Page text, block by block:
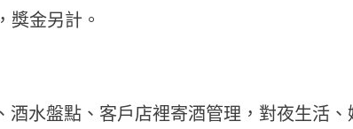
獎金另計。
酒水盤點、客戶店裡寄酒管理，對夜生活、